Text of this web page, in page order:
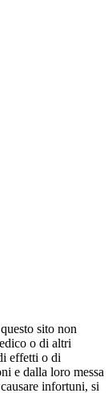
sito non
o di altri
effetti o di
e dalla loro messa
infortuni, si